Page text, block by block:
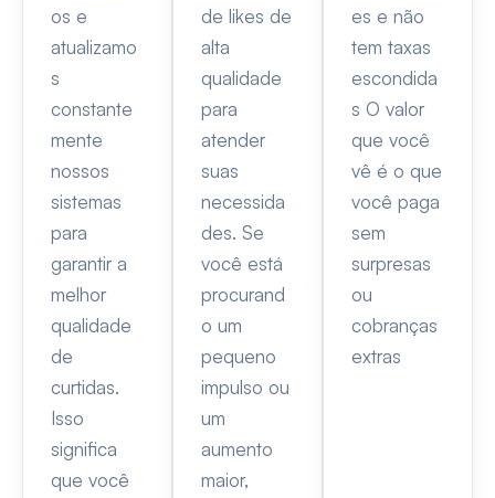
os e
atualizamo
s
constante
mente
nossos
sistemas
para
garantir a
melhor
qualidade
de
curtidas.
Isso
significa
que você
de likes de
alta
qualidade
para
atender
suas
necessida
des. Se
você está
procurand
o um
pequeno
impulso ou
um
aumento
maior,
es e não
tem taxas
escondida
s O valor
que você
vê é o que
você paga
sem
surpresas
ou
cobranças
extras